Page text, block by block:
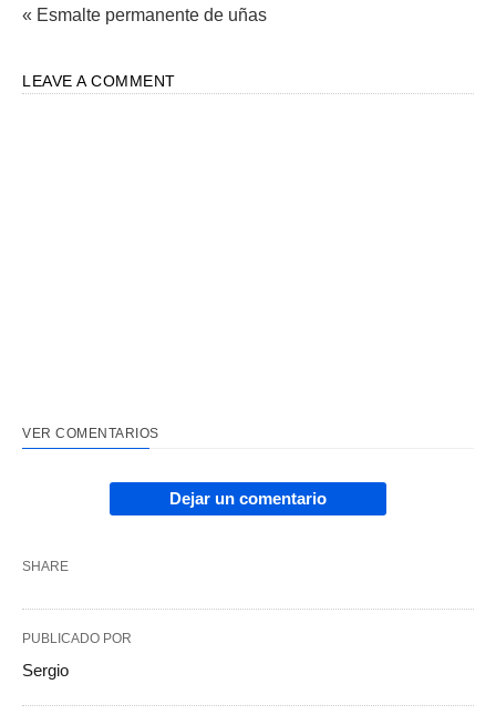
« Esmalte permanente de uñas
LEAVE A COMMENT
VER COMENTARIOS
Dejar un comentario
SHARE
PUBLICADO POR
Sergio